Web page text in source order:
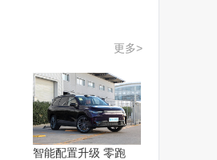
更多>
智能配置升级 零跑